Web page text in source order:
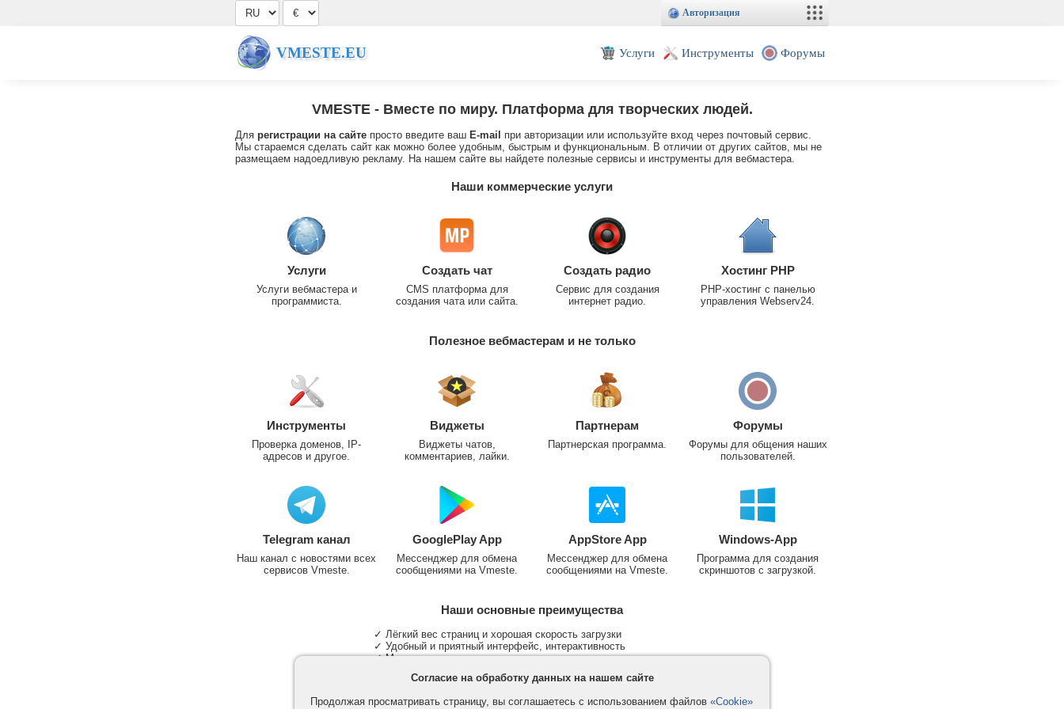
Авторизация
VMESTE.EU Услуги Инструменты Форумы
VMESTE- Вместе по миру. Платформа для творческих людей.
Для регистрации на сайте просто введите ваш E-mail
при авторизации или используйте вход через почтовый сервис.
Мы стараемся сделать сайт как можно более удобным, быстрым и функциональным. В отличии от других сайтов, мы не
размещаем надоедливую рекламу. На нашем сайте вы найдете полезные сервисы и инструменты для вебмастера.
Наши коммерческие услуги
Услуги
Услуги вебмастера и
программиста.
Создать чат
CMS платформа для
создания чата или сайта.
Создать радио
Сервис для создания
интернет радио.
Хостинг PHP
PHP-хостинг с панелью
управления Webserv24.
Полезное вебмастерам и не только
Инструменты
Проверка доменов, IP-
адресов и другое.
Виджеты
Виджеты чатов,
комментариев, лайки.
Партнерам
Партнерская программа.
Форумы
Форумы для общения наших
пользователей.
Telegram канал
Наш канал с новостями всех
сервисов Vmeste.
GooglePlay App
Мессенджер для обмена
сообщениями на Vmeste.
AppStore App
Мессенджер для обмена
сообщениями на Vmeste.
Windows-App
Программа для создания
скриншотов с загрузкой.
Наши основные преимущества
✓ Лёгкий вес страниц и хорошая скорость загрузки
✓ Удобный и приятный интерфейс, интерактивность
✓ Мы не размещаем надоедливую рекламу
✓ Участие в группах и сообществах
✓ Поддержка основных типов и больших файлов
Согласие на обработку данных на нашем сайте
Продолжая просматривать страницу, вы соглашаетесь с использованием файлов «Cookie»